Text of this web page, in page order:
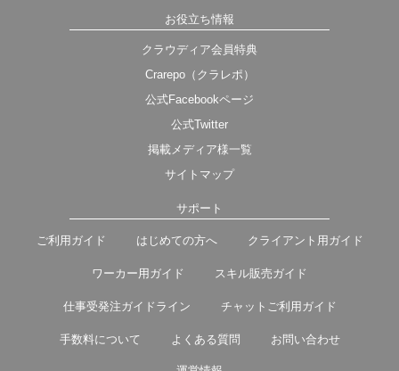
お役立ち情報
クラウディア会員特典
Crarepo（クラレポ）
公式Facebookページ
公式Twitter
掲載メディア様一覧
サイトマップ
サポート
ご利用ガイド はじめての方へ クライアント用ガイド
ワーカー用ガイド スキル販売ガイド
仕事受発注ガイドライン チャットご利用ガイド
手数料について よくある質問 お問い合わせ